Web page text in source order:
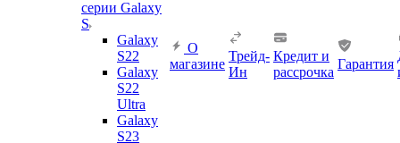
серии Galaxy
S
Galaxy
S22
Galaxy
S22
Ultra
Galaxy
S23
О
магазине
Трейд-
Ин
Кредит и
рассрочка
Гарантия